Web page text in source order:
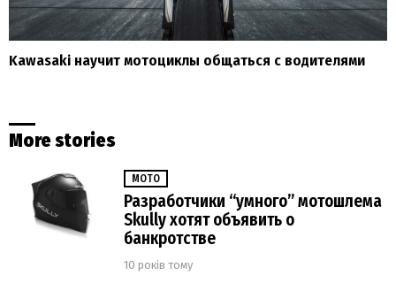
Kawasaki научит мотоциклы общаться с водителями
More stories
МОТО
Разработчики “умного” мотошлема
Skully хотят объявить о
банкротстве
10 років тому